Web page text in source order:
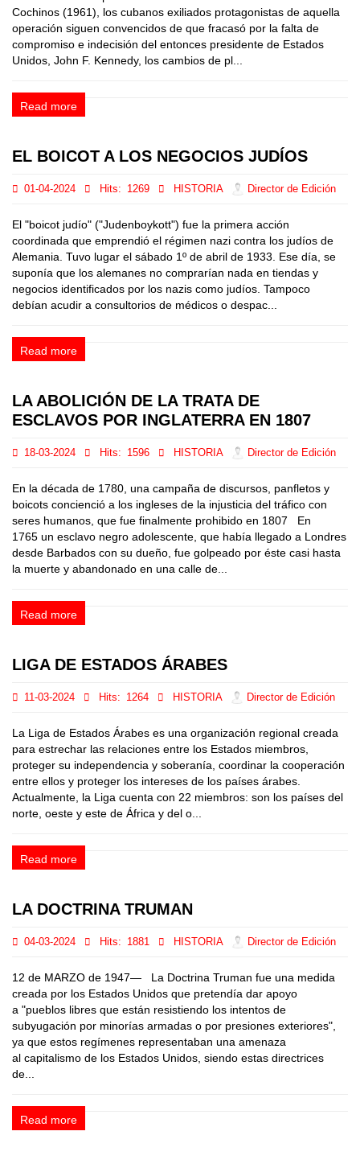
Cochinos (1961), los cubanos exiliados protagonistas de aquella
operación siguen convencidos de que fracasó por la falta de
compromiso e indecisión del entonces presidente de Estados
Unidos, John F. Kennedy, los cambios de pl...
Read more
EL BOICOT A LOS NEGOCIOS JUDÍOS
01-04-2024 Hits: 1269 HISTORIA Director de Edición
El "boicot judío" ("Judenboykott") fue la primera acción
coordinada que emprendió el régimen nazi contra los judíos de
Alemania. Tuvo lugar el sábado 1º de abril de 1933. Ese día, se
suponía que los alemanes no comprarían nada en tiendas y
negocios identificados por los nazis como judíos. Tampoco
debían acudir a consultorios de médicos o despac...
Read more
LA ABOLICIÓN DE LA TRATA DE
ESCLAVOS POR INGLATERRA EN 1807
18-03-2024 Hits: 1596 HISTORIA Director de Edición
En la década de 1780, una campaña de discursos, panfletos y
boicots concienció a los ingleses de la injusticia del tráfico con
seres humanos, que fue finalmente prohibido en 1807 En
1765 un esclavo negro adolescente, que había llegado a Londres
desde Barbados con su dueño, fue golpeado por éste casi hasta
la muerte y abandonado en una calle de...
Read more
LIGA DE ESTADOS ÁRABES
11-03-2024 Hits: 1264 HISTORIA Director de Edición
La Liga de Estados Árabes es una organización regional creada
para estrechar las relaciones entre los Estados miembros,
proteger su independencia y soberanía, coordinar la cooperación
entre ellos y proteger los intereses de los países árabes.
Actualmente, la Liga cuenta con 22 miembros: son los países del
norte, oeste y este de África y del o...
Read more
LA DOCTRINA TRUMAN
04-03-2024 Hits: 1881 HISTORIA Director de Edición
12 de MARZO de 1947— La Doctrina Truman fue una medida
creada por los Estados Unidos que pretendía dar apoyo
a "pueblos libres que están resistiendo los intentos de
subyugación por minorías armadas o por presiones exteriores",
ya que estos regímenes representaban una amenaza
al capitalismo de los Estados Unidos, siendo estas directrices
de...
Read more